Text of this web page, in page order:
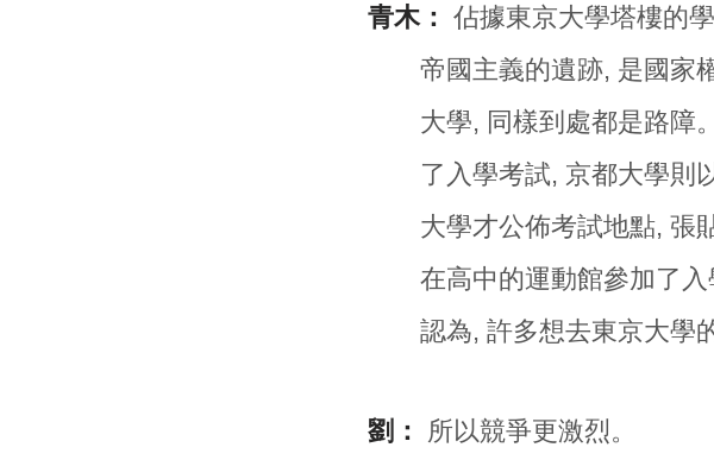
青木： 佔據東京大學塔樓的
帝國主義的遺跡, 是國家
大學, 同樣到處都是路障
了入學考試, 京都大學則
大學才公佈考試地點, 張
在高中的運動館參加了
認為, 許多想去東京大學
劉： 所以競爭更激烈。